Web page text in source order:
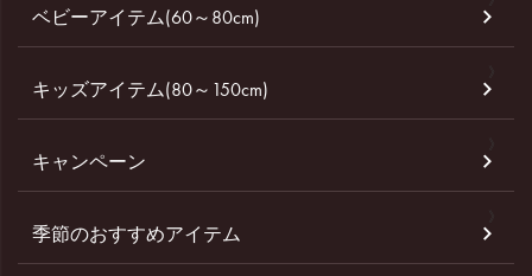
ベビーアイテム(60～80cm)
キッズアイテム(80～150cm)
キャンペーン
季節のおすすめアイテム